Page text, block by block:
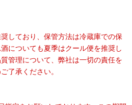
しており、保管方法は冷蔵庫での保
についても夏季はクール便を推奨し
管理について、弊社は一切の責任を
了承ください。